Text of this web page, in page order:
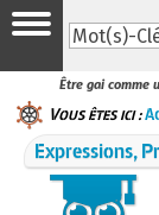
Être gai comme
Vous êtes ici :
Expressions,